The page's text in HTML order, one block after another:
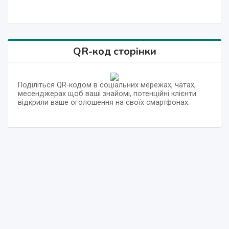
QR-код сторінки
Поділіться QR-кодом в соціальних мережах, чатах,
месенджерах щоб ваші знайомі, потенційні клієнти
відкрили ваше оголошення на своїх смартфонах.